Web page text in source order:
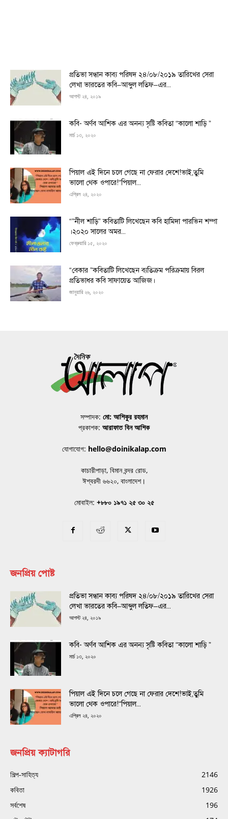
প্রতিভা সন্ধান কাব্য পরিষদ ২৪/০৮/২০১৯ তারিখের সেরা
লেখা ভারতের কবি–আব্দুল লতিফ–এর...
আগস্ট ২৪, ২০১৯
কবি- অর্ণব আশিক এর অনন্য সৃষ্টি কবিতা “কালো শাড়ি ”
মার্চ ১৩, ২০২০
পিয়াল এই দিনে চলে গেছে না ফেরার দেশে!ভাই,তুমি
ভালো থেক ওপারে!“পিয়াল...
এপ্রিল ২৪, ২০২০
“”নীল শাড়ি” কবিতাটি লিখেছেন কবি হামিদা পারভিন শম্পা
।২০২০ সালের অমর...
ফেব্রুয়ারি ১৫, ২০২০
“বেকার ”কবিতাটি লিখেছেন ব্যতিক্রম পরিক্রমায় বিরল
প্রতিভাধর কবি সাফায়েত আজিজ।
জানুয়ারি ২৬, ২০২০
সম্পাদক: মো: আশিকুর রহমান
প্রকাশক: আরাফাত বিন আশিক
যোগাযোগ: hello@doinikalap.com
কাচারীপাড়া, বিমান বন্দর রোড,
ঈশ্বরদী ৬৬২০, বাংলাদেশ।
মোবাইল: +৮৮০ ১৯৭১ ২৫ ৩০ ২৫
জনপ্রিয় পোষ্ট
প্রতিভা সন্ধান কাব্য পরিষদ ২৪/০৮/২০১৯ তারিখের সেরা
লেখা ভারতের কবি–আব্দুল লতিফ–এর...
আগস্ট ২৪, ২০১৯
কবি- অর্ণব আশিক এর অনন্য সৃষ্টি কবিতা “কালো শাড়ি ”
মার্চ ১৩, ২০২০
পিয়াল এই দিনে চলে গেছে না ফেরার দেশে!ভাই,তুমি
ভালো থেক ওপারে!“পিয়াল...
এপ্রিল ২৪, ২০২০
জনপ্রিয় ক্যাটাগরি
শিল্প-সাহিত্য
2146
কবিতা
1926
সর্বশেষ
196